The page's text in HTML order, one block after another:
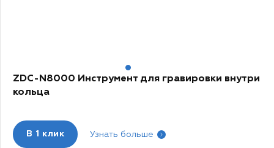
ZDC-N8000 Инструмент для гравировки внутри
кольца
В 1 клик Узнать больше